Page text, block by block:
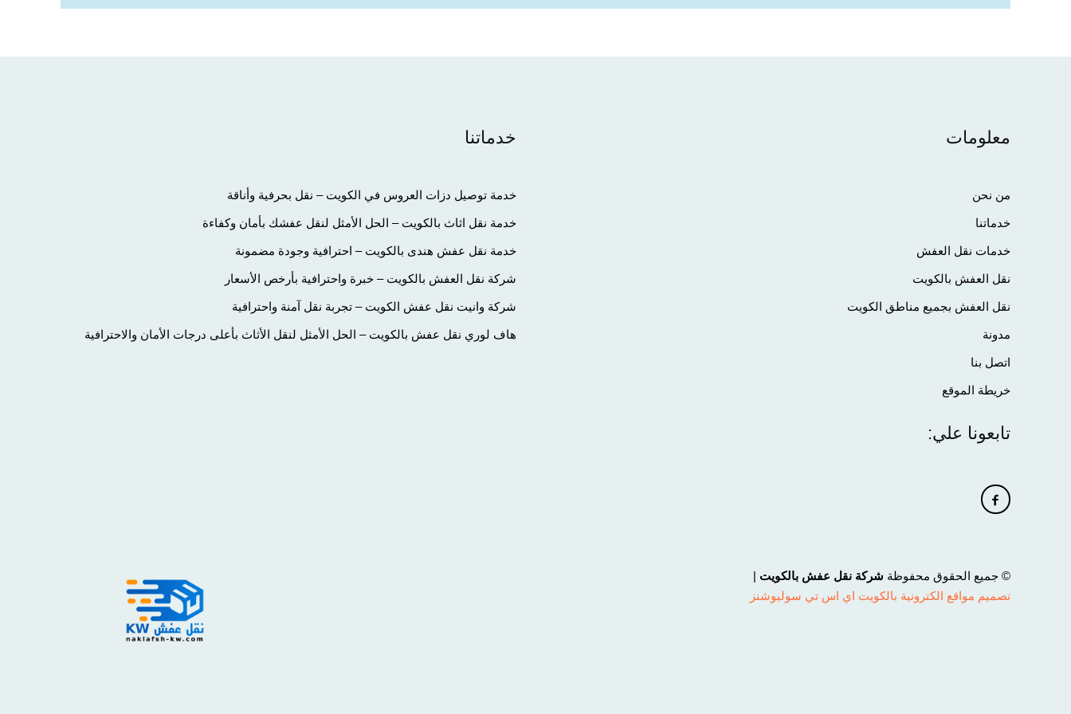
خدماتنا
خدمة توصيل دزات العروس في الكويت – نقل بحرفية وأناقة
خدمة نقل اثاث بالكويت – الحل الأمثل لنقل عفشك بأمان وكفاءة
خدمة نقل عفش هندى بالكويت – احترافية وجودة مضمونة
شركة نقل العفش بالكويت – خبرة واحترافية بأرخص الأسعار
شركة وانيت نقل عفش الكويت – تجربة نقل آمنة واحترافية
هاف لوري نقل عفش بالكويت – الحل الأمثل لنقل الأثاث بأعلى درجات الأمان والاحترافية
معلومات
من نحن
خدماتنا
خدمات نقل العفش
نقل العفش بالكويت
نقل العفش بجميع مناطق الكويت
مدونة
اتصل بنا
خريطة الموقع
تابعونا علي:
© جميع الحقوق محفوظة شركة نقل عفش بالكويت |
تصميم مواقع الكترونية بالكويت اي اس تي سوليوشنز